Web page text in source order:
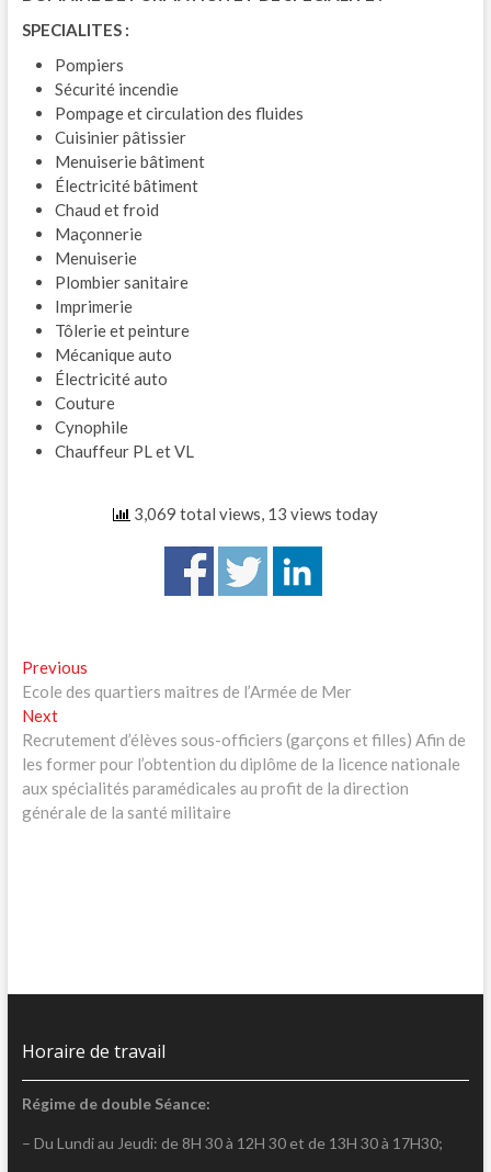
SPECIALITES :
Pompiers
Sécurité incendie
Pompage et circulation des fluides
Cuisinier pâtissier
Menuiserie bâtiment
Électricité bâtiment
Chaud et froid
Maçonnerie
Menuiserie
Plombier sanitaire
Imprimerie
Tôlerie et peinture
Mécanique auto
Électricité auto
Couture
Cynophile
Chauffeur PL et VL
3,069 total views, 13 views today
Navigation
de
l’article
PreviousPrevious
post:
Ecole des quartiers maitres de l’Armée de Mer
NextNext
post:
Recrutement d’élèves sous-officiers (garçons et filles) Afin de
les former pour l’obtention du diplôme de la licence nationale
aux spécialités paramédicales au profit de la direction
générale de la santé militaire
Horaire de travail
Régime de double Séance:
– Du Lundi au Jeudi: de 8H 30 à 12H 30 et de 13H 30 à 17H30;